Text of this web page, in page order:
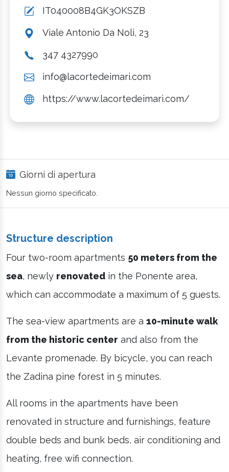
IT040008B4GK3OKSZB
Viale Antonio Da Noli, 23
347 4327990
info@lacortedeimari.com
https://www.lacortedeimari.com/
Giorni di apertura
Nessun giorno specificato.
Structure description
Four two-room apartments 50 meters from the
sea, newly renovated in the Ponente area,
which can accommodate a maximum of 5 guests.
The sea-view apartments are a 10-minute walk
from the historic center and also from the
Levante promenade. By bicycle, you can reach
the Zadina pine forest in 5 minutes.
All rooms in the apartments have been
renovated in structure and furnishings, feature
double beds and bunk beds, air conditioning and
heating, free wifi connection.